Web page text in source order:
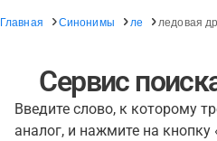
Главная Синонимы ле ледовая
Сервис
Введите слово, к которому
аналог, и нажмите на